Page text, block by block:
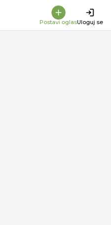
Postavi oglasUloguj se